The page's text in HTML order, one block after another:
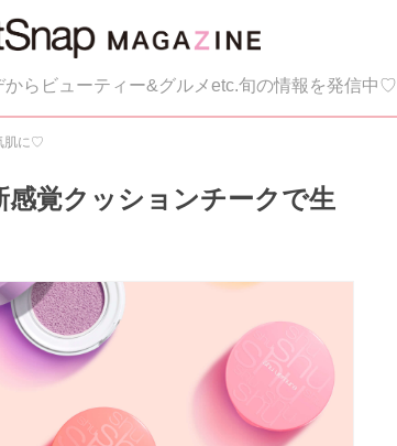
からビューティー&グルメetc.旬の情報を発信中♡
肌に♡
感覚クッションチークで生